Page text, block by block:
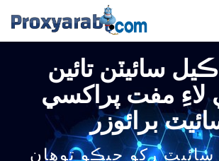
سائيٽن تائين
لاءِ مفت پراکسي
برائوزر
رکو جيڪو توھان